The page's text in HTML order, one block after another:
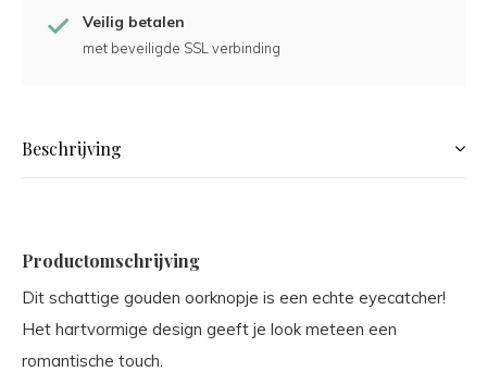
Veilig betalen
met beveiligde SSL verbinding
Beschrijving
Productomschrijving
Dit schattige gouden oorknopje is een echte eyecatcher!
Het hartvormige design geeft je look meteen een
romantische touch.